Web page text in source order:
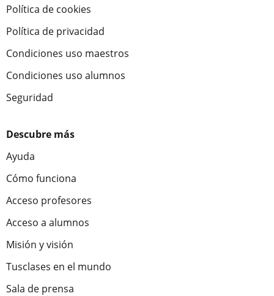
Política de cookies
Política de privacidad
Condiciones uso maestros
Condiciones uso alumnos
Seguridad
Descubre más
Ayuda
Cómo funciona
Acceso profesores
Acceso a alumnos
Misión y visión
Tusclases en el mundo
Sala de prensa